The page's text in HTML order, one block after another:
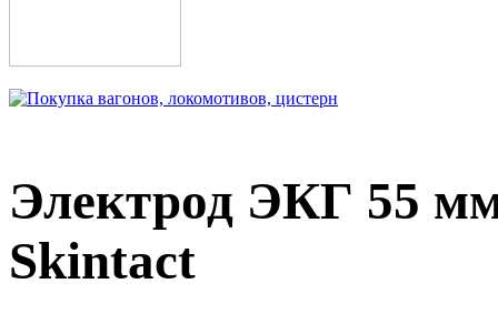
Электрод ЭКГ 55
Skintact